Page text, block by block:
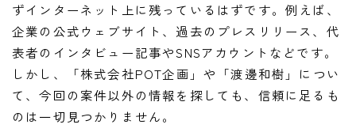
ずインターネット上に残っているはずです。例えば、
企業の公式ウェブサイト、過去のプレスリリース、代
表者のインタビュー記事やSNSアカウントなどです。
しかし、「株式会社POT企画」や「渡邊和樹」につい
て、今回の案件以外の情報を探しても、信頼に足るも
のは一切見つかりません。